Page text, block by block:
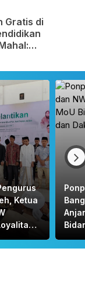
Gratis di
Ketua